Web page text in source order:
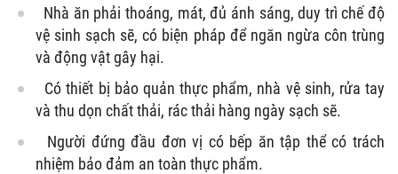
Nhà ăn phải thoáng, mát, đủ ánh sáng, duy trì chế độ
vệ sinh sạch sẽ, có biện pháp để ngăn ngừa côn trùng
và động vật gây hại.
Có thiết bị bảo quản thực phẩm, nhà vệ sinh, rửa tay
và thu dọn chất thải, rác thải hàng ngày sạch sẽ.
Người đứng đầu đơn vị có bếp ăn tập thể có trách
nhiệm bảo đảm an toàn thực phẩm.